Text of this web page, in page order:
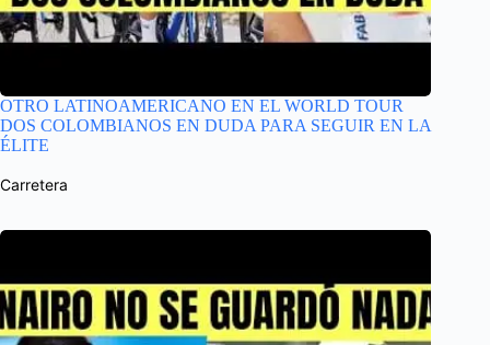
OTRO LATINOAMERICANO EN EL WORLD TOUR
DOS COLOMBIANOS EN DUDA PARA SEGUIR EN LA
ÉLITE
Carretera